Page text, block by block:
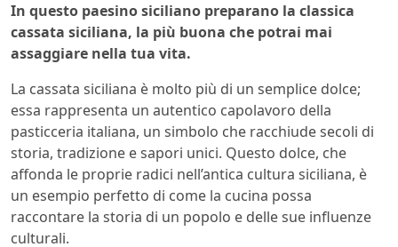
In questo paesino siciliano preparano la classica
cassata siciliana, la più buona che potrai mai
assaggiare nella tua vita.
La cassata siciliana è molto più di un semplice dolce;
essa rappresenta un autentico capolavoro della
pasticceria italiana, un simbolo che racchiude secoli di
storia, tradizione e sapori unici. Questo dolce, che
affonda le proprie radici nell’antica cultura siciliana, è
un esempio perfetto di come la cucina possa
raccontare la storia di un popolo e delle sue influenze
culturali.